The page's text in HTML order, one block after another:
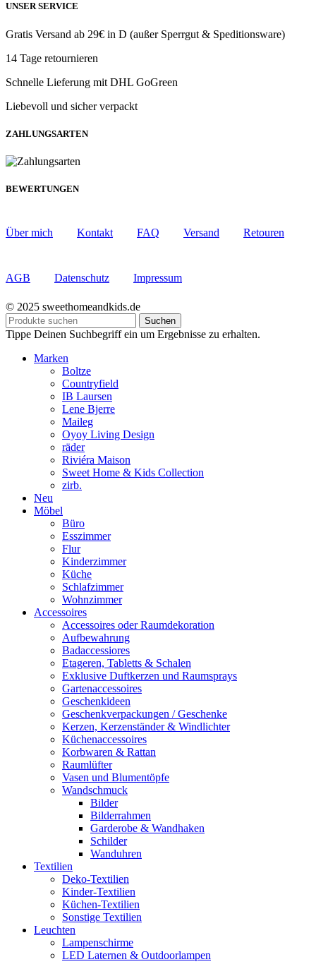
UNSER SERVICE
Gratis Versand ab 29€ in D (außer Sperrgut & Speditionsware)
14 Tage retournieren
Schnelle Lieferung mit DHL GoGreen
Liebevoll und sicher verpackt
ZAHLUNGSARTEN
BEWERTUNGEN
Über mich Kontakt FAQ Versand Retouren
AGB Datenschutz Impressum
© 2025 sweethomeandkids.de
Suchen
Tippe Deinen Suchbegriff ein um Ergebnisse zu erhalten.
Marken
Boltze
Countryfield
IB Laursen
Lene Bjerre
Maileg
Oyoy Living Design
räder
Riviéra Maison
Sweet Home & Kids Collection
zirb.
Neu
Möbel
Büro
Esszimmer
Flur
Kinderzimmer
Küche
Schlafzimmer
Wohnzimmer
Accessoires
Accessoires oder Raumdekoration
Aufbewahrung
Badaccessiores
Etageren, Tabletts & Schalen
Exklusive Duftkerzen und Raumsprays
Gartenaccessoires
Geschenkideen
Geschenkverpackungen / Geschenke
Kerzen, Kerzenständer & Windlichter
Küchenaccessoires
Korbwaren & Rattan
Raumlüfter
Vasen und Blumentöpfe
Wandschmuck
Bilder
Bilderrahmen
Garderobe & Wandhaken
Schilder
Wanduhren
Textilien
Deko-Textilien
Kinder-Textilien
Küchen-Textilien
Sonstige Textilien
Leuchten
Lampenschirme
LED Laternen & Outdoorlampen